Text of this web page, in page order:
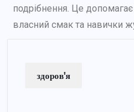
подрібнення. Це
власний смак та навички
здоров'я